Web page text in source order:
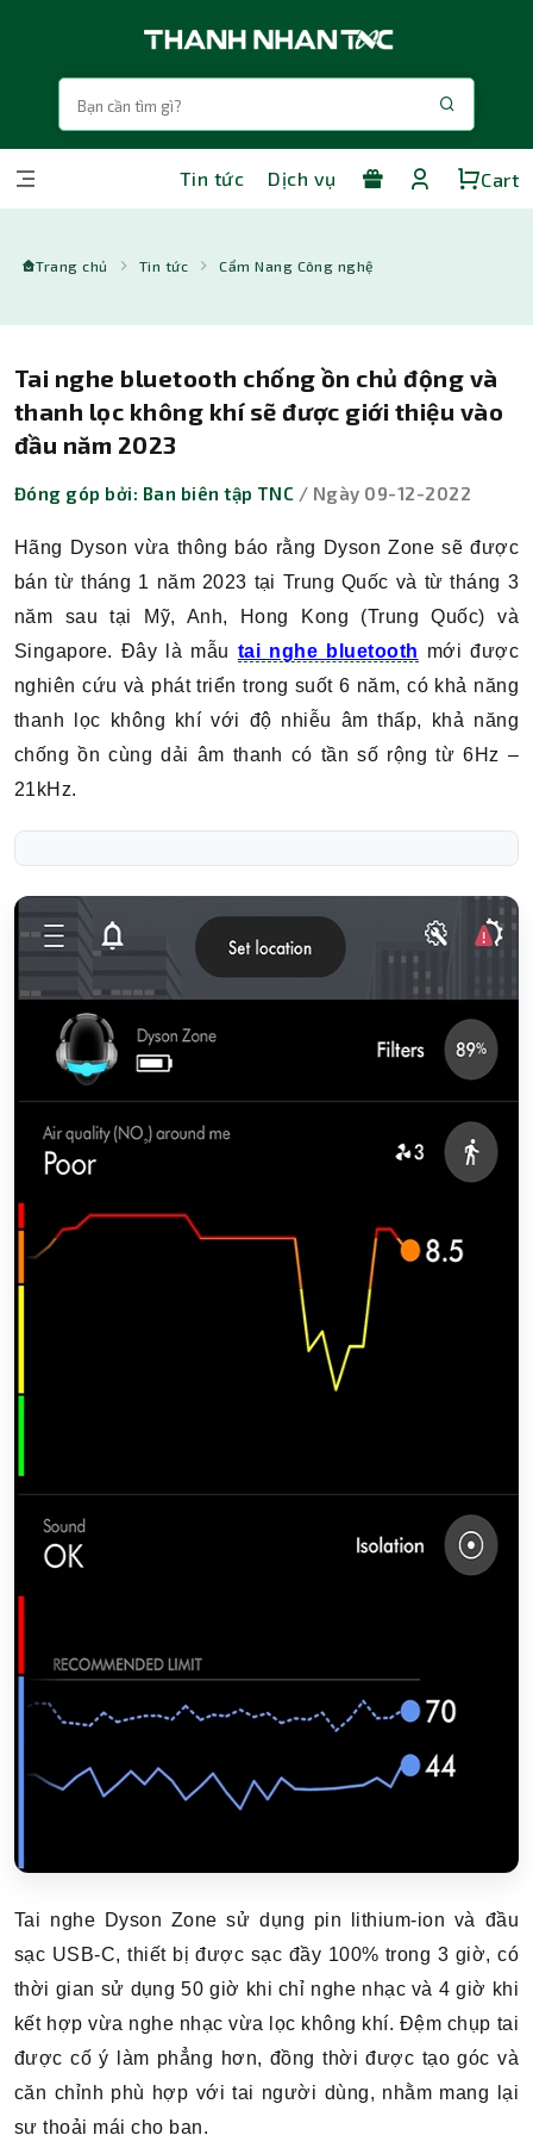
Tin tức Dịch vụ Cart
Trang chủ Tin tức Cẩm Nang Công nghệ
Tai nghe bluetooth chống ồn chủ động và
thanh lọc không khí sẽ được giới thiệu vào
đầu năm 2023
Đóng góp bởi: Ban biên tập TNC / Ngày 09-12-2022
Hãng Dyson vừa thông báo rằng Dyson Zone sẽ được
bán từ tháng 1 năm 2023 tại Trung Quốc và từ tháng 3
năm sau tại Mỹ, Anh, Hong Kong (Trung Quốc) và
Singapore. Đây là mẫu tai nghe bluetooth mới được
nghiên cứu và phát triển trong suốt 6 năm, có khả năng
thanh lọc không khí với độ nhiễu âm thấp, khả năng
chống ồn cùng dải âm thanh có tần số rộng từ 6Hz –
21kHz.
Tai nghe Dyson Zone sử dụng pin lithium-ion và đầu
sạc USB-C, thiết bị được sạc đầy 100% trong 3 giờ, có
thời gian sử dụng 50 giờ khi chỉ nghe nhạc và 4 giờ khi
kết hợp vừa nghe nhạc vừa lọc không khí. Đệm chụp tai
được cố ý làm phẳng hơn, đồng thời được tạo góc và
căn chỉnh phù hợp với tai người dùng, nhằm mang lại
sự thoải mái cho bạn.